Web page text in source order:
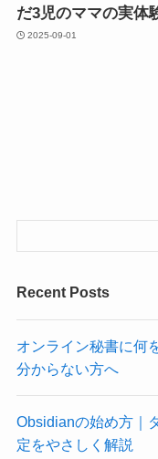
だ3児のママの実
2025-09-01
Recent Posts
オンライン秘書に何
分からない方へ
Obsidianの始め方｜
定をやさしく解説